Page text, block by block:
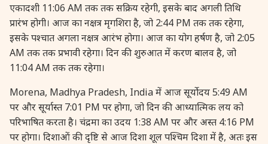
28 August, 2026 गायत्री जयन्ती
28 August, 2026
28 August, 2026 चन्द्र ग्रहण
28 August, 2026 गायत्री जापम
एकादशी 11:06 AM तक तक सक्रिय रहेगी, इसके बाद अगली तिथि
प्रारंभ होगी। आज का नक्षत्र मृगशिरा है, जो 2:44 PM तक तक रहेगा,
इसके पश्चात अगला नक्षत्र आरंभ होगा। आज का योग हर्षण है, जो 2:05
AM तक तक प्रभावी रहेगा। दिन की शुरुआत में करण बालव है, जो
11:04 AM तक तक रहेगा।
Morena, Madhya Pradesh, India में आज सूर्योदय 5:49 AM
पर और सूर्यास्त 7:01 PM पर होगा, जो दिन की आध्यात्मिक लय को
परिभाषित करता है। चंद्रमा का उदय 1:38 AM पर और अस्त 4:16 PM
पर होगा। दिशाओं की दृष्टि से आज दिशा शूल पश्चिम दिशा में है, अतः इस